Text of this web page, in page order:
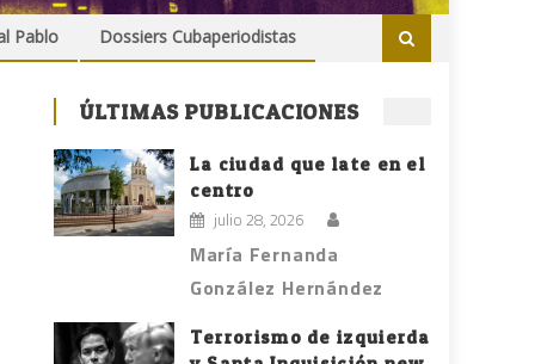
Pablo Dossiers Cubaperiodistas
ÚLTIMAS PUBLICACIONES
La ciudad que late en el
centro
julio 28, 2026
María Fernanda
González Hernández
Terrorismo de izquierda